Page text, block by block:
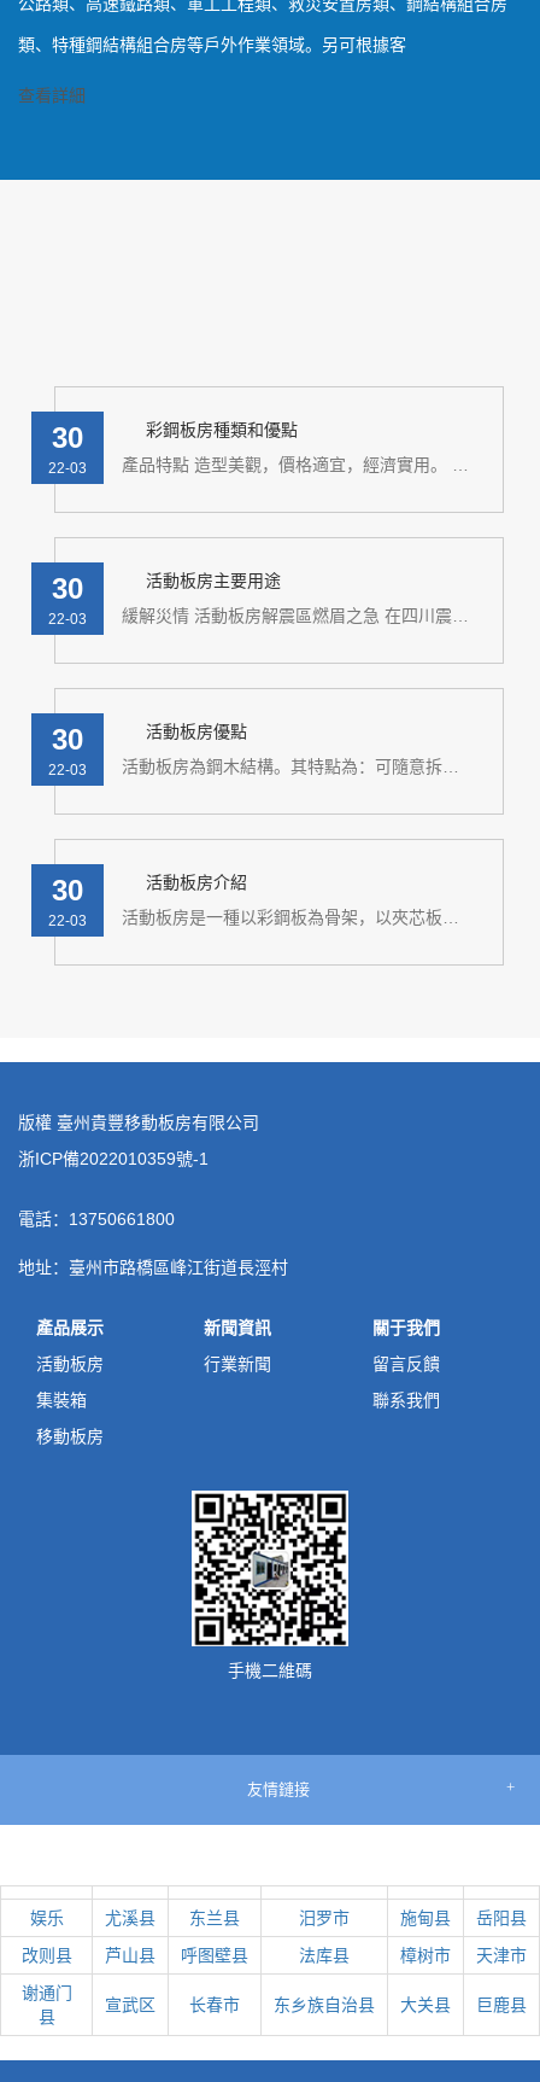
公路類、高速鐵路類、軍工工程類、救災安置房類、鋼結構組合房
類、特種鋼結構組合房等戶外作業領域。另可根據客
查看詳細
彩鋼板房種類和優點
30
22-03 產品特點 造型美觀，價格適宜，經濟實用。 具有防臺風、抗地震、隔熱、隔音、保溫、防潮等特點。 裝拆方便、安裝工期短、特別適用于應急工程的需要。 房屋自重輕，1輛5噸的貨車可以裝載8..
活動板房主要用途
30
22-03 緩解災情 活動板房解震區燃眉之急 在四川震區，由各地派往的抗震板房工作隊正日以繼夜地為受災群眾搭建整潔、舒適的活動板房。由于拆裝、組合方便，一般幾天之內就可有幾百套活動板房交付..
活動板房優點
30
22-03 活動板房為鋼木結構。其特點為：可隨意拆裝、便于運輸、移動方便，活動房適宜坐落在山坡、丘陵、草原、沙漠、河畔。不占用空間，可建造為15-160平米不等，活動房衛生潔凈，室內設施齊全，活動房的..
活動板房介紹
30
22-03 活動板房是一種以彩鋼板為骨架，以夾芯板為圍護材料，以標準模數系列進行空間組合，構件采用螺栓連接，全新概念的環保經濟型活動板房屋。可方便快捷地進行組裝和拆卸，實現了臨時建筑的通用標準化，樹立了環..
版權 臺州貴豐移動板房有限公司
浙ICP備2022010359號-1
電話：13750661800
地址：臺州市路橋區峰江街道長涇村
產品展示
活動板房
集裝箱
移動板房
新聞資訊
行業新聞
關于我們
留言反饋
聯系我們
手機二維碼
友情鏈接
娱乐 尤溪县 东兰县 汨罗市 施甸县
岳阳县
改则县
芦山县 呼图壁县 法库县 樟树市
天津市
谢通门
县
宣武区 长春市 东乡族自治县 大关县 巨鹿县